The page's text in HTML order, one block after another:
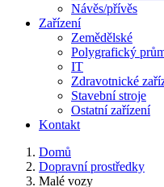
Návěs/přívěs
Zařízení
Zemědělské
Polygrafický
IT
Zdravotnické
Stavební stroje
Ostatní zařízení
Kontakt
Domů
Dopravní prostředky
Malé vozy